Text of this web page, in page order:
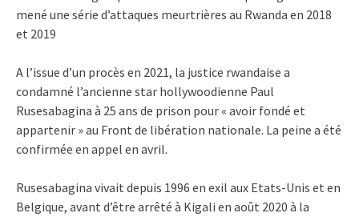
mené une série d’attaques meurtrières au Rwanda en 2018
et 2019
A l’issue d’un procès en 2021, la justice rwandaise a
condamné l’ancienne star hollywoodienne Paul
Rusesabagina à 25 ans de prison pour « avoir fondé et
appartenir » au Front de libération nationale. La peine a été
confirmée en appel en avril.
Rusesabagina vivait depuis 1996 en exil aux Etats-Unis et en
Belgique, avant d’être arrêté à Kigali en août 2020 à la